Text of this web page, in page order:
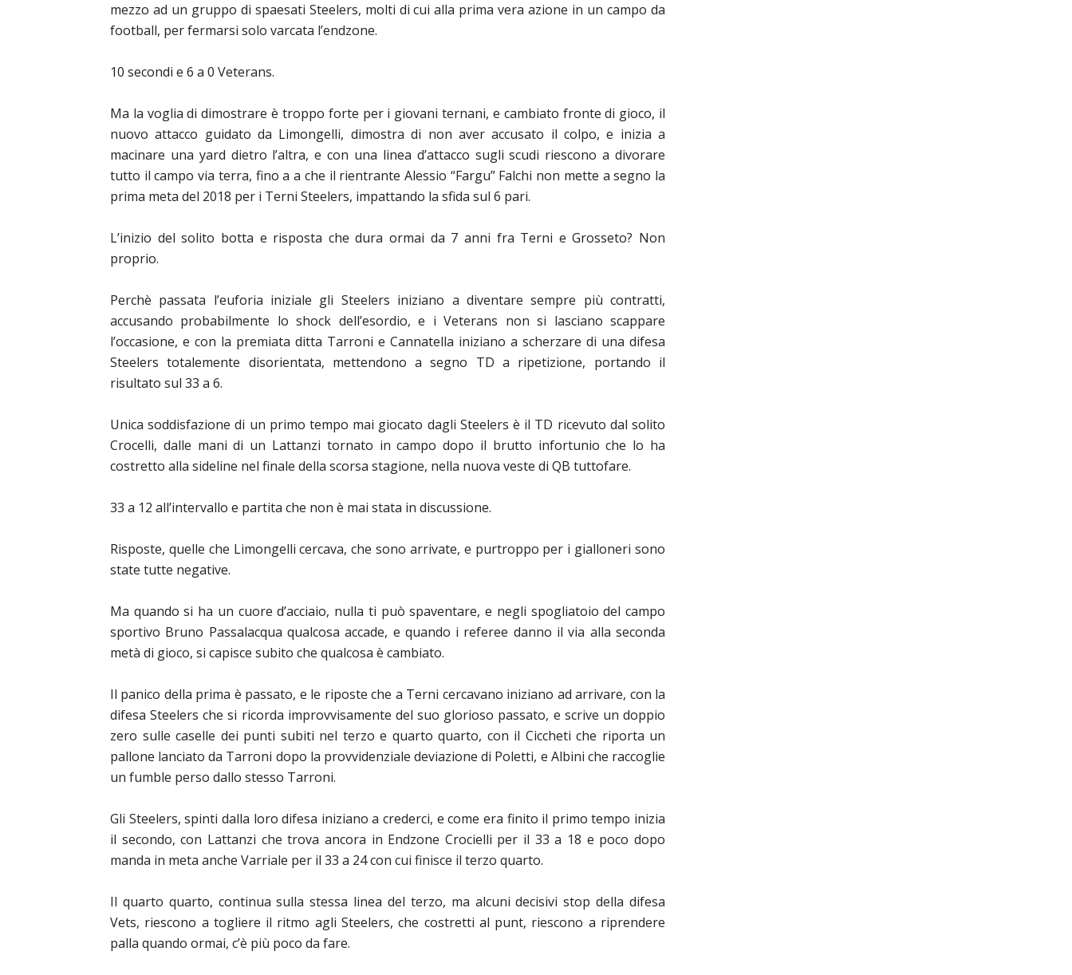
mezzo ad un gruppo di spaesati Steelers, molti di cui alla prima vera azione in un campo da
football, per fermarsi solo varcata l’endzone.
10 secondi e 6 a 0 Veterans.
Ma la voglia di dimostrare è troppo forte per i giovani ternani, e cambiato fronte di gioco, il
nuovo attacco guidato da Limongelli, dimostra di non aver accusato il colpo, e inizia a
macinare una yard dietro l’altra, e con una linea d’attacco sugli scudi riescono a divorare
tutto il campo via terra, fino a a che il rientrante Alessio “Fargu” Falchi non mette a segno la
prima meta del 2018 per i Terni Steelers, impattando la sfida sul 6 pari.
L’inizio del solito botta e risposta che dura ormai da 7 anni fra Terni e Grosseto? Non
proprio.
Perchè passata l’euforia iniziale gli Steelers iniziano a diventare sempre più contratti,
accusando probabilmente lo shock dell’esordio, e i Veterans non si lasciano scappare
l’occasione, e con la premiata ditta Tarroni e Cannatella iniziano a scherzare di una difesa
Steelers totalemente disorientata, mettendono a segno TD a ripetizione, portando il
risultato sul 33 a 6.
Unica soddisfazione di un primo tempo mai giocato dagli Steelers è il TD ricevuto dal solito
Crocelli, dalle mani di un Lattanzi tornato in campo dopo il brutto infortunio che lo ha
costretto alla sideline nel finale della scorsa stagione, nella nuova veste di QB tuttofare.
33 a 12 all’intervallo e partita che non è mai stata in discussione.
Risposte, quelle che Limongelli cercava, che sono arrivate, e purtroppo per i gialloneri sono
state tutte negative.
Ma quando si ha un cuore d’acciaio, nulla ti può spaventare, e negli spogliatoio del campo
sportivo Bruno Passalacqua qualcosa accade, e quando i referee danno il via alla seconda
metà di gioco, si capisce subito che qualcosa è cambiato.
Il panico della prima è passato, e le riposte che a Terni cercavano iniziano ad arrivare, con la
difesa Steelers che si ricorda improvvisamente del suo glorioso passato, e scrive un doppio
zero sulle caselle dei punti subiti nel terzo e quarto quarto, con il Ciccheti che riporta un
pallone lanciato da Tarroni dopo la provvidenziale deviazione di Poletti, e Albini che raccoglie
un fumble perso dallo stesso Tarroni.
Gli Steelers, spinti dalla loro difesa iniziano a crederci, e come era finito il primo tempo inizia
il secondo, con Lattanzi che trova ancora in Endzone Crocielli per il 33 a 18 e poco dopo
manda in meta anche Varriale per il 33 a 24 con cui finisce il terzo quarto.
Il quarto quarto, continua sulla stessa linea del terzo, ma alcuni decisivi stop della difesa
Vets, riescono a togliere il ritmo agli Steelers, che costretti al punt, riescono a riprendere
palla quando ormai, c’è più poco da fare.